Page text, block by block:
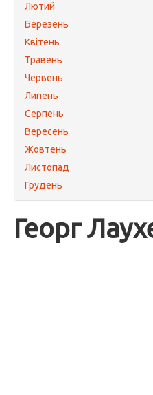
Лютий
Березень
Квітень
Травень
Червень
Липень
Серпень
Вересень
Жовтень
Листопад
Грудень
Георг